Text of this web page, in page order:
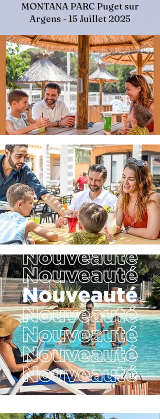
MONTANA PARC Puget sur
Argens - 15 Juillet 2025